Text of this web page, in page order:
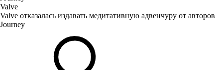
Valve
Valve отказалась издавать медитативную адвенчуру от авторов
Journey